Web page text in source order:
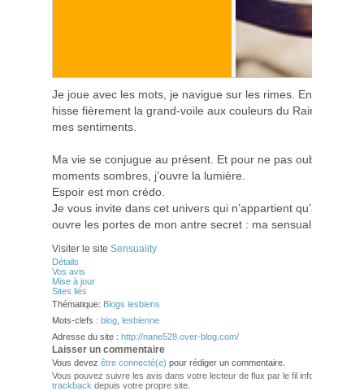
Je joue avec les mots, je navigue sur les rimes. En vers ou
hisse fièrement la grand-voile aux couleurs du Rainbow et
mes sentiments.
Ma vie se conjugue au présent. Et pour ne pas oublier que
moments sombres, j’ouvre la lumière.
Espoir est mon crédo.
Je vous invite dans cet univers qui n’appartient qu’à moi.
ouvre les portes de mon antre secret : ma sensualité.
Visiter le site Sensuality
Détails
Vos avis
Mise à jour
Sites liés
Thématique: Blogs lesbiens
Mots-clefs : blog lesbienne
Adresse du site : http://nane528.over-blog.com/
Laisser un commentaire
Vous devez être connecté(e) pour rédiger un commentaire.
Vous pouvez suivre les avis dans votre lecteur de flux par le fil info
trackback depuis votre propre site.